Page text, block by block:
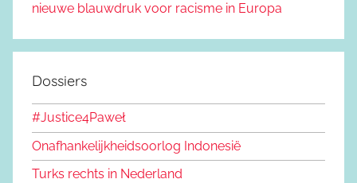
nieuwe blauwdruk voor racisme in Europa
Dossiers
#Justice4Paweł
Onafhankelijkheidsoorlog Indonesië
Turks rechts in Nederland